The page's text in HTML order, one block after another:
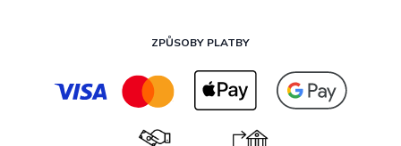
ZPŮSOBY PLATBY